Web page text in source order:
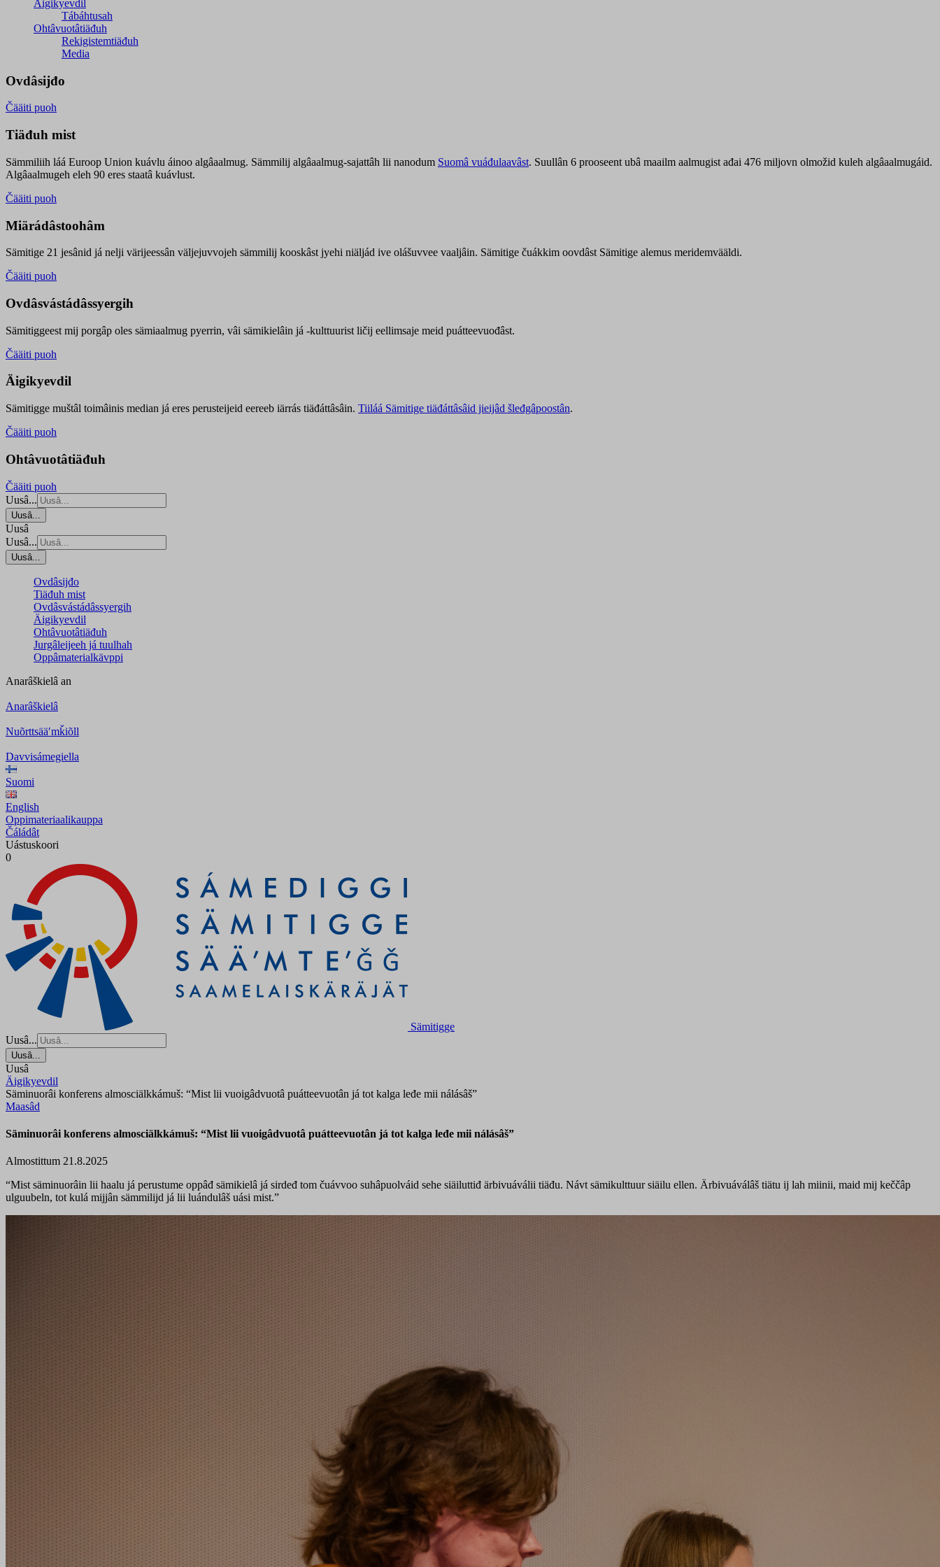
Äigikyevdil
Tábáhtusah
Ohtâvuotâtiäđuh
Rekigistemtiäđuh
Media
Ovdâsijđo
Čääiti puoh
Tiäđuh mist
Sämmiliih láá Euroop Union kuávlu áinoo algâaalmug. Sämmilij algâaalmug-sajattâh lii nanodum Suomâ vuáđulaavâst. Suullân 6 prooseent ubâ maailm aalmugist ađai 476 miljovn olmožid kuleh algâaalmugáid.
Algâaalmugeh eleh 90 eres staatâ kuávlust.
Čääiti puoh
Miärádâstoohâm
Sämitige 21 jesânid já nelji värijeessân väljejuvvojeh sämmilij kooskâst jyehi niäljád ive olášuvvee vaaljâin. Sämitige čuákkim oovdâst Sämitige alemus meridemvääldi.
Čääiti puoh
Ovdâsvástádâssyergih
Sämitiggeest mij porgâp oles sämiaalmug pyerrin, vâi sämikielâin já -kulttuurist ličij eellimsaje meid puátteevuođâst.
Čääiti puoh
Äigikyevdil
Sämitigge muštâl toimâinis median já eres perusteijeid eereeb iärrás tiäđáttâsâin. Tiiláá Sämitige tiäđáttâsâid jieijâd šleđgâpoostân.
Čääiti puoh
Ohtâvuotâtiäđuh
Čääiti puoh
Uusâ...
Uusâ...
Uusâ
Uusâ...
Uusâ...
Ovdâsijđo
Tiäđuh mist
Ovdâsvástádâssyergih
Äigikyevdil
Ohtâvuotâtiäđuh
Jurgâleijeeh já tuulhah
Oppâmaterialkävppi
Anarâškielâ an
Anarâškielâ
Nuõrttsääʹmǩiõll
Davvisámegiella
Suomi
English
Oppimateriaalikauppa
Čáládât
Uástuskoori
0
Sämitigge
Uusâ...
Uusâ...
Uusâ
Äigikyevdil
Säminuorâi konferens almosciälkkámuš: “Mist lii vuoigâdvuotâ puátteevuotân já tot kalga leđe mii nálásâš”
Maasâd
Säminuorâi konferens almosciälkkámuš: “Mist lii vuoigâdvuotâ puátteevuotân já tot kalga leđe mii nálásâš”
Almostittum 21.8.2025
“Mist säminuorâin lii haalu já perustume oppâđ sämikielâ já sirdeđ tom čuávvoo suhâpuolváid sehe siäiluttiđ ärbivuáválii tiäđu. Návt sämikulttuur siäilu ellen. Ärbivuáválâš tiätu ij lah miinii, maid mij keččâp
ulguubeln, tot kulá mijjân sämmilijd já lii luándulâš uási mist.”